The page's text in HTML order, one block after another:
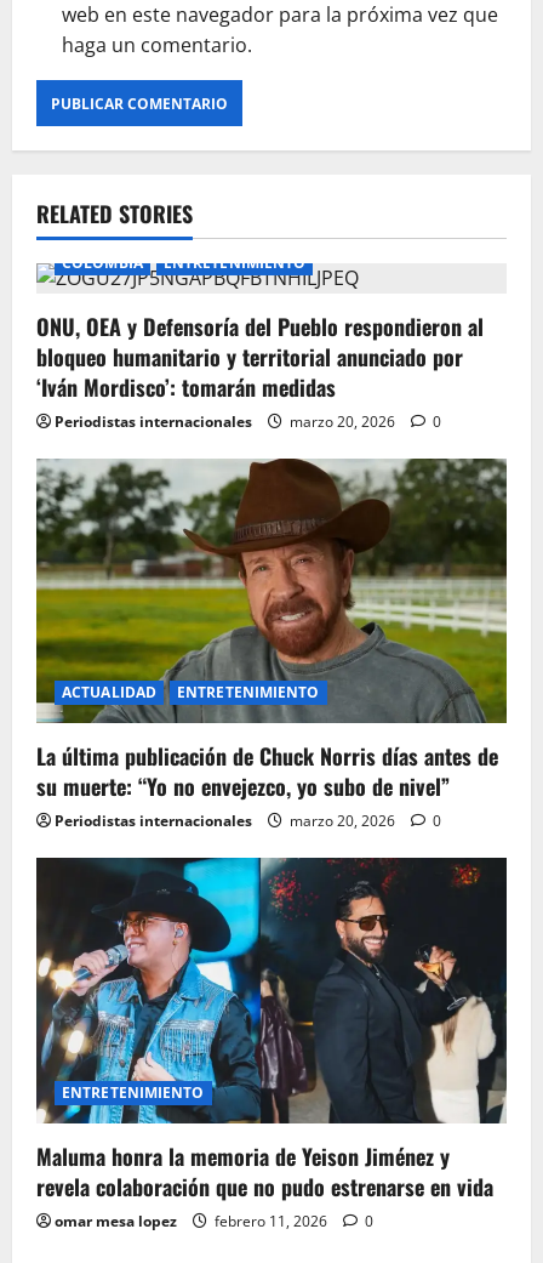
web en este navegador para la próxima vez que
haga un comentario.
RELATED STORIES
COLOMBIA ENTRETENIMIENTO
ONU, OEA y Defensoría del Pueblo respondieron al
bloqueo humanitario y territorial anunciado por
‘Iván Mordisco’: tomarán medidas
Periodistas internacionales marzo 20, 2026 0
ACTUALIDAD ENTRETENIMIENTO
La última publicación de Chuck Norris días antes de
su muerte: “Yo no envejezco, yo subo de nivel”
Periodistas internacionales marzo 20, 2026 0
ENTRETENIMIENTO
Maluma honra la memoria de Yeison Jiménez y
revela colaboración que no pudo estrenarse en vida
omar mesa lopez febrero 11, 2026 0